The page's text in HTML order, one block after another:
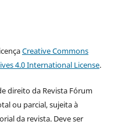
Creative Commons
4.0 International License.
direito da Revista Fórum
ou parcial, sujeita à
da revista. Deve ser